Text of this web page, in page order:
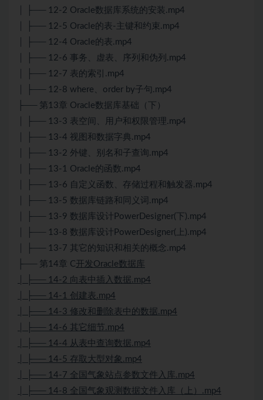
│ ├── 12-2 Oracle数据库系统的安装.mp4
│ ├── 12-5 Oracle的表-主键和约束.mp4
│ ├── 12-4 Oracle的表.mp4
│ ├── 12-6 事务、虚表、序列和伪列.mp4
│ ├── 12-7 表的索引.mp4
│ ├── 12-8 where、order by子句.mp4
├── 第13章 Oracle数据库基础（下）
│ ├── 13-3 表空间、用户和权限管理.mp4
│ ├── 13-4 视图和数据字典.mp4
│ ├── 13-2 外键、别名和子查询.mp4
│ ├── 13-1 Oracle的函数.mp4
│ ├── 13-6 自定义函数、存储过程和触发器.mp4
│ ├── 13-5 数据库链路和同义词.mp4
│ ├── 13-9 数据库设计PowerDesigner(下).mp4
│ ├── 13-8 数据库设计PowerDesigner(上).mp4
│ ├── 13-7 其它的知识和相关的概念.mp4
├── 第14章 C开发Oracle数据库
│ ├── 14-2 向表中插入数据.mp4
│ ├── 14-1 创建表.mp4
│ ├── 14-3 修改和删除表中的数据.mp4
│ ├── 14-6 其它细节.mp4
│ ├── 14-4 从表中查询数据.mp4
│ ├── 14-5 存取大型对象.mp4
│ ├── 14-7 全国气象站点参数文件入库.mp4
│ ├── 14-8 全国气象观测数据文件入库（上）.mp4